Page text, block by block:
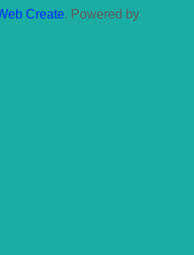
Create. Powered by